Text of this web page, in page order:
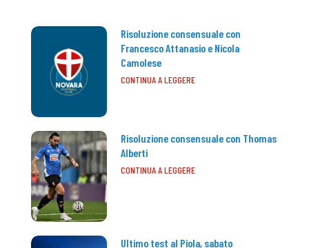
Risoluzione consensuale con
Francesco Attanasio e Nicola
Camolese
CONTINUA A LEGGERE
Risoluzione consensuale con Thomas
Alberti
CONTINUA A LEGGERE
Ultimo test al Piola, sabato